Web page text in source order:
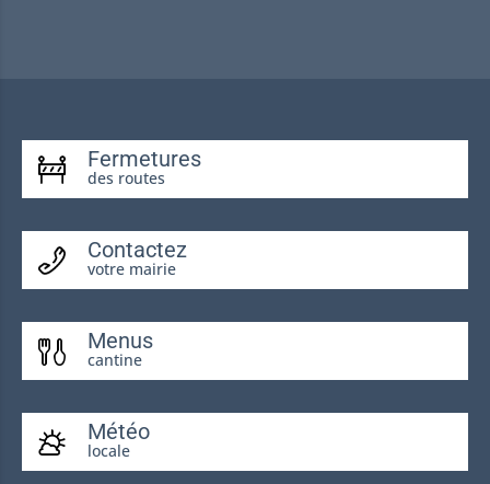
Fermetures
des routes
Contactez
votre mairie
Menus
cantine
Météo
locale